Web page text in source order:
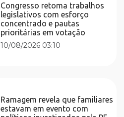
Congresso retoma trabalhos
legislativos com esforço
concentrado e pautas
prioritárias em votação
10/08/2026 03:10
Ramagem revela que familiares
estavam em evento com